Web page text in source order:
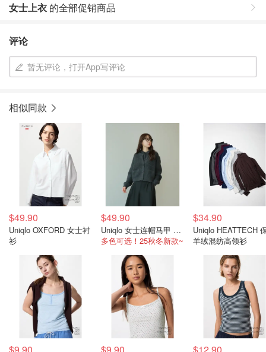
女士上衣 的全部促销商品
评论
暂无评论，打开App写评论
相似同款
$49.90
Uniqlo OXFORD 女士衬
衫
$49.90
Uniqlo 女士连帽马甲 梭织
多色可选！25秋冬新款~
$34.90
Uniqlo HEATTECH 保暖
羊绒混纺高领衫